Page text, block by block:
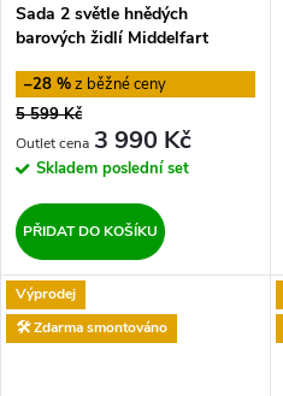
Sada 2 světle hnědých
barových židlí Middelfart
–28 %
5 599 Kč
3 990 Kč
Skladem poslední set
PŘIDAT DO KOŠÍKU
Výprodej
🛠️ Zdarma smontováno